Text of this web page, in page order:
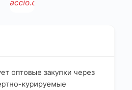
оптовые закупки через
курируемые